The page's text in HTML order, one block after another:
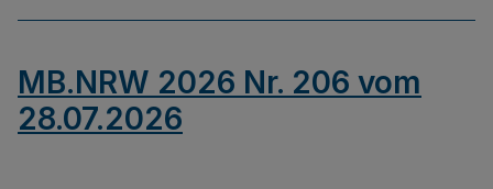
MB.NRW 2026 Nr. 206 vom
28.07.2026